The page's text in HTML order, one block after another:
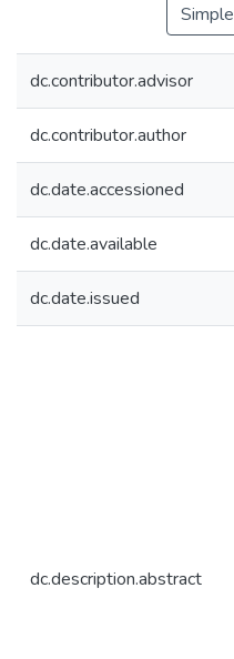
dc.contributor.advisor
dc.contributor.author
dc.date.accessioned
dc.date.available
dc.date.issued
dc.description.abstract